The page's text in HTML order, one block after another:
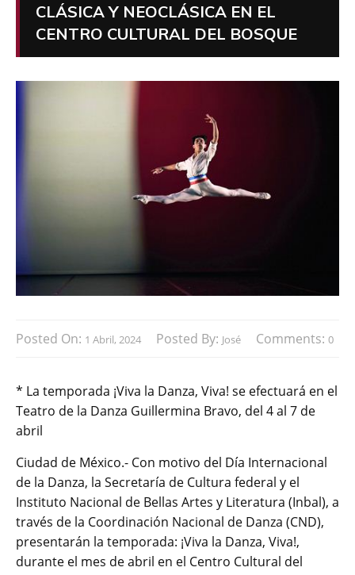
CLÁSICA Y NEOCLÁSICA EN EL
CENTRO CULTURAL DEL BOSQUE
Posted On: 1 Abril, 2024 Posted By: José Comments: 0
* La temporada ¡Viva la Danza, Viva! se efectuará en el
Teatro de la Danza Guillermina Bravo, del 4 al 7 de
abril
Ciudad de México.- Con motivo del Día Internacional
de la Danza, la Secretaría de Cultura federal y el
Instituto Nacional de Bellas Artes y Literatura (Inbal), a
través de la Coordinación Nacional de Danza (CND),
presentarán la temporada: ¡Viva la Danza, Viva!,
durante el mes de abril en el Centro Cultural del